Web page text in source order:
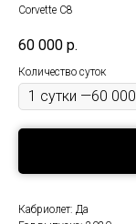
Corvette С8
60 000 р.
Количество суток
Кабриолет: Да